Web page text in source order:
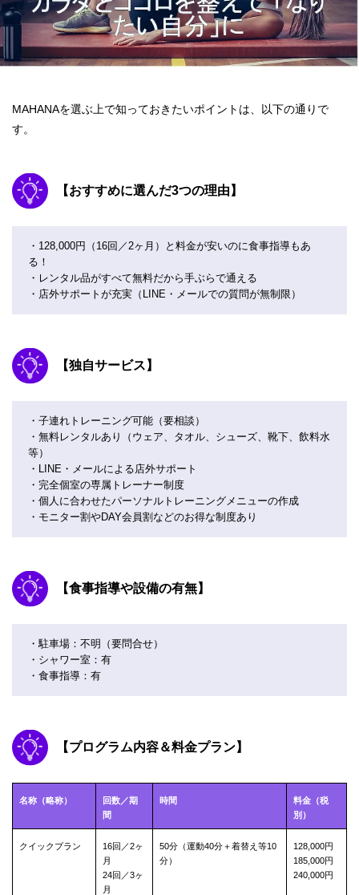
MAHANAを選ぶ上で知っておきたいポイントは、以下の通りで
す。
【おすすめに選んだ3つの理由】
・128,000円（16回／2ヶ月）と料金が安いのに食事指導もあ
る！
・レンタル品がすべて無料だから手ぶらで通える
・店外サポートが充実（LINE・メールでの質問が無制限）
【独自サービス】
・子連れトレーニング可能（要相談）
・無料レンタルあり（ウェア、タオル、シューズ、靴下、飲料水
等）
・LINE・メールによる店外サポート
・完全個室の専属トレーナー制度
・個人に合わせたパーソナルトレーニングメニューの作成
・モニター割やDAY会員割などのお得な制度あり
【食事指導や設備の有無】
・駐車場：不明（要問合せ）
・シャワー室：有
・食事指導：有
【プログラム内容＆料金プラン】
名称（略称）
回数／期
間
時間
料金（税
別）
クイックプラン
16回／2ヶ
月
24回／3ヶ
月
50分（運動40分＋着替え等10
分）
128,000円
185,000円
240,000円